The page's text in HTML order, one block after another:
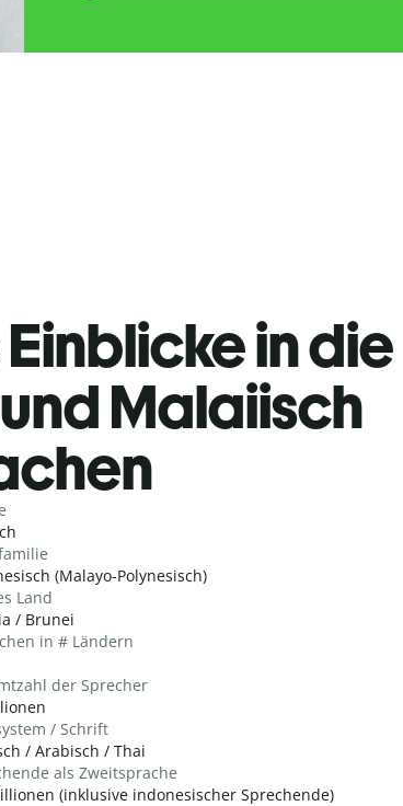
in die
Malaiisch
(Malayo-Polynesisch)
Land
/ Brunei
in # Ländern
der Sprecher
/ Schrift
/ Arabisch / Thai
als Zweitsprache
(inklusive indonesischer Sprechende)